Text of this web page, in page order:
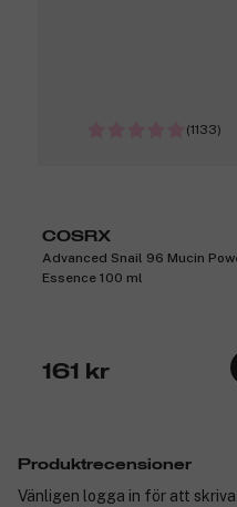
(1133)
COSRX
Advanced Snail 96 Mucin
Essence 100 ml
161 kr
Produktrecensioner
Vänligen logga in för att